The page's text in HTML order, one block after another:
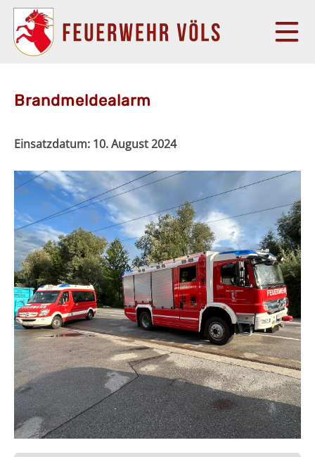
Brandmeldealarm
Einsatzdatum: 10. August 2024